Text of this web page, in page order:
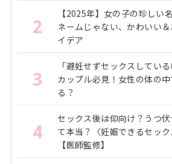
2
【2025年】女の子の珍しい
ネームじゃない、かわいい
イデア
3
「避妊せずセックスしてい
カップル必見！女性の体の
る？
4
セックス後は仰向け？うつ
て本当？〈妊娠できるセッ
【医師監修】